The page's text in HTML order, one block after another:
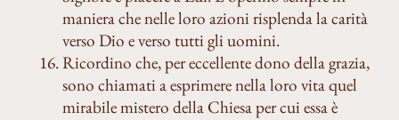
maniera che nelle loro azioni risplenda la carità
verso Dio e verso tutti gli uomini.
Ricordino che, per eccellente dono della grazia,
sono chiamati a esprimere nella loro vita quel
mirabile mistero della Chiesa per cui essa è